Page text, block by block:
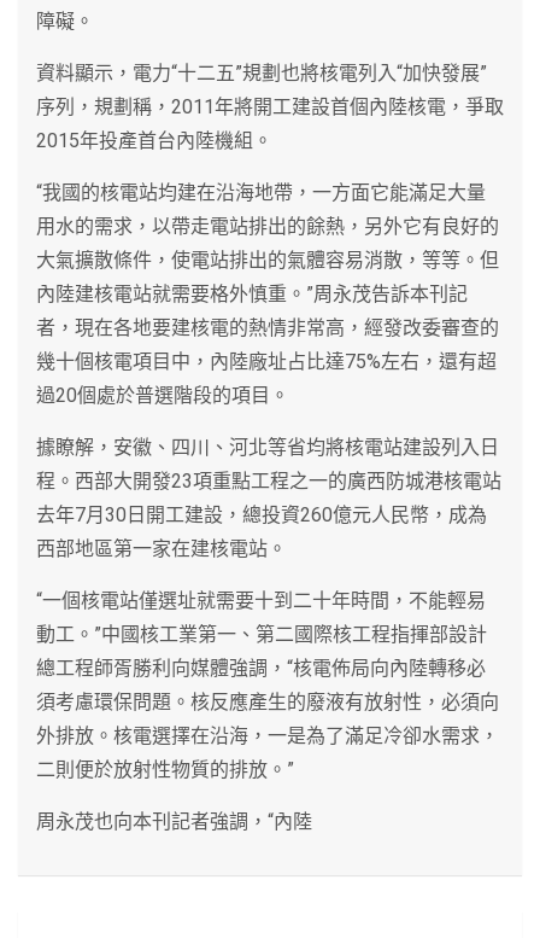
障礙。
資料顯示，電力“十二五”規劃也將核電列入“加快發展”
序列，規劃稱，2011年將開工建設首個內陸核電，爭取
2015年投產首台內陸機組。
“我國的核電站均建在沿海地帶，一方面它能滿足大量
用水的需求，以帶走電站排出的餘熱，另外它有良好的
大氣擴散條件，使電站排出的氣體容易消散，等等。但
內陸建核電站就需要格外慎重。”周永茂告訴本刊記
者，現在各地要建核電的熱情非常高，經發改委審查的
幾十個核電項目中，內陸廠址占比達75%左右，還有超
過20個處於普選階段的項目。
據瞭解，安徽、四川、河北等省均將核電站建設列入日
程。西部大開發23項重點工程之一的廣西防城港核電站
去年7月30日開工建設，總投資260億元人民幣，成為
西部地區第一家在建核電站。
“一個核電站僅選址就需要十到二十年時間，不能輕易
動工。”中國核工業第一、第二國際核工程指揮部設計
總工程師胥勝利向媒體強調，“核電佈局向內陸轉移必
須考慮環保問題。核反應產生的廢液有放射性，必須向
外排放。核電選擇在沿海，一是為了滿足冷卻水需求，
二則便於放射性物質的排放。”
周永茂也向本刊記者強調，“內陸